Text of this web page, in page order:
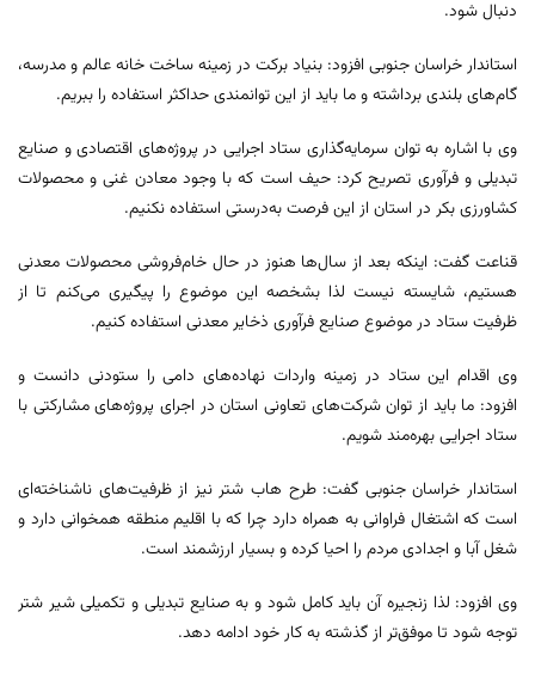
دنبال شود.
استاندار خراسان جنوبی افزود: بنیاد برکت در زمینه ساخت خانه عالم و مدرسه،
گام‌های بلندی برداشته و ما باید از این توانمندی حداکثر استفاده را ببریم.
وی با اشاره به توان سرمایه‌گذاری ستاد اجرایی در پروژه‌های اقتصادی و صنایع
تبدیلی و فرآوری تصریح کرد: حیف است که با وجود معادن غنی و محصولات
کشاورزی بکر در استان از این فرصت به‌درستی استفاده نکنیم.
قناعت گفت: اینکه بعد از سال‌ها هنوز در حال خام‌فروشی محصولات معدنی
هستیم، شایسته نیست لذا بشخصه این موضوع را پیگیری می‌کنم تا از
ظرفیت ستاد در موضوع صنایع فرآوری ذخایر معدنی استفاده کنیم.
وی اقدام این ستاد در زمینه واردات نهاده‌های دامی را ستودنی دانست و
افزود: ما باید از توان شرکت‌های تعاونی استان در اجرای پروژه‌های مشارکتی با
ستاد اجرایی بهره‌مند شویم.
استاندار خراسان جنوبی گفت: طرح هاب شتر نیز از ظرفیت‌های ناشناخته‌ای
است که اشتغال فراوانی به همراه دارد چرا که با اقلیم منطقه همخوانی دارد و
شغل آبا و اجدادی مردم را احیا کرده و بسیار ارزشمند است.
وی افزود: لذا زنجیره آن باید کامل شود و به صنایع تبدیلی و تکمیلی شیر شتر
توجه شود تا موفق‌تر از گذشته به کار خود ادامه دهد.